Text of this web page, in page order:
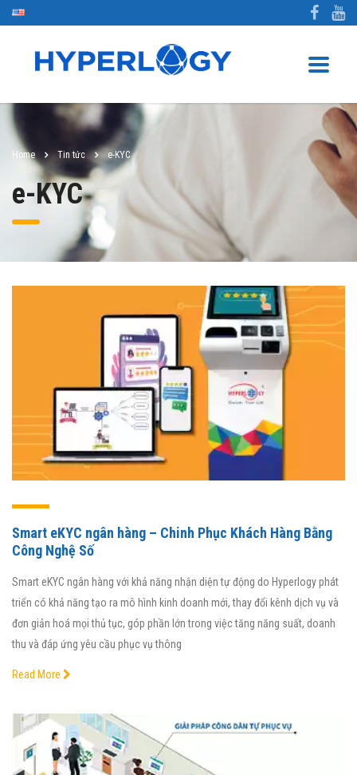
Home Tin tức e-KYC
e-KYC
Smart eKYC ngân hàng – Chinh Phục Khách Hàng Bằng
Công Nghệ Số
Smart eKYC ngân hàng với khả năng nhận diện tự động do Hyperlogy phát
triển có khả năng tạo ra mô hình kinh doanh mới, thay đổi kênh dịch vụ và
đơn giản hoá mọi thủ tục, góp phần lớn trong việc tăng năng suất, doanh
thu và đáp ứng yêu cầu phục vụ thông
Read More